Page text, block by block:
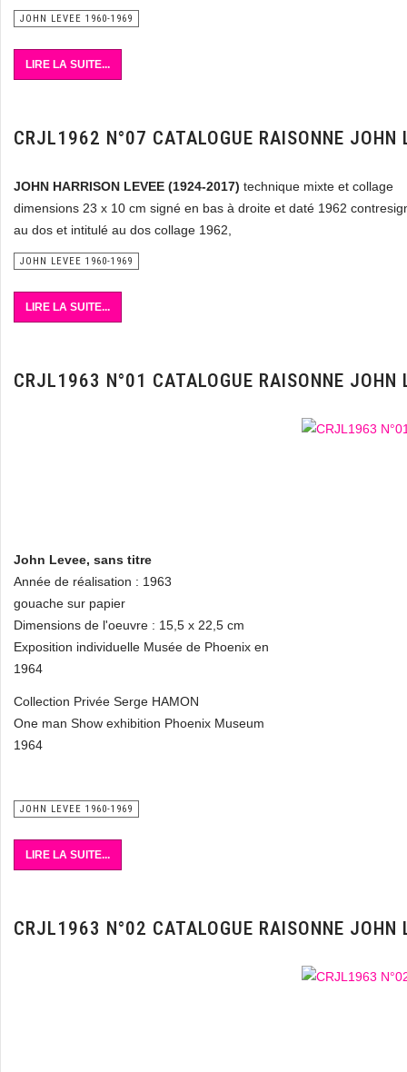
JOHN LEVEE 1960-1969
LIRE LA SUITE...
CRJL1962 N°07 CATALOGUE RAISONNE JOHN
JOHN HARRISON LEVEE (1924-2017) technique mixte et collage
dimensions 23 x 10 cm signé en bas à droite et daté 1962
au dos et intitulé au dos collage 1962,
JOHN LEVEE 1960-1969
LIRE LA SUITE...
CRJL1963 N°01 CATALOGUE RAISONNE JOHN
John Levee, sans titre
Année de réalisation : 1963
gouache sur papier
Dimensions de l'oeuvre : 15,5 x 22,5 cm
Exposition individuelle Musée de Phoenix en
1964
Collection Privée Serge HAMON
One man Show exhibition Phoenix Museum
1964
JOHN LEVEE 1960-1969
LIRE LA SUITE...
CRJL1963 N°02 CATALOGUE RAISONNE JOHN